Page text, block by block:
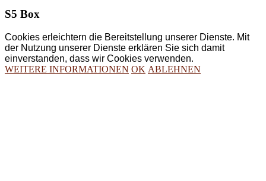
S5 Box
Cookies erleichtern die Bereitstellung unserer Dienste. Mit
der Nutzung unserer Dienste erklären Sie sich damit
einverstanden, dass wir Cookies verwenden.
WEITERE INFORMATIONEN OK ABLEHNEN